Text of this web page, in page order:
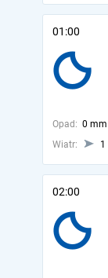
01:00
Opad: 0 mm
Wiatr:
1
02:00